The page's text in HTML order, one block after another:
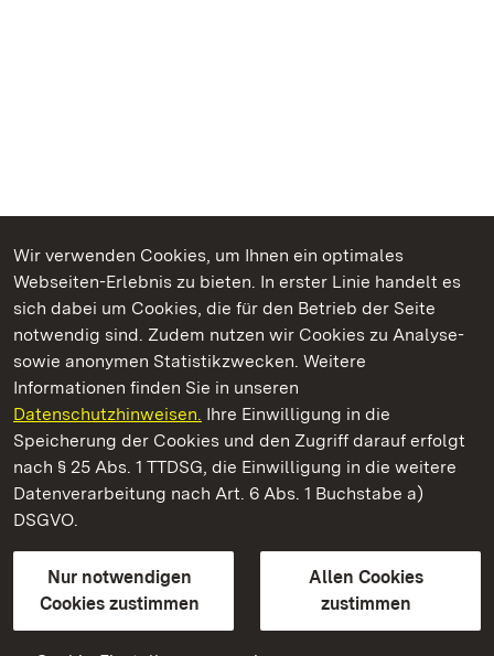
Wir verwenden Cookies, um Ihnen ein optimales
Webseiten-Erlebnis zu bieten. In erster Linie handelt es
sich dabei um Cookies, die für den Betrieb der Seite
notwendig sind. Zudem nutzen wir Cookies zu Analyse-
sowie anonymen Statistikzwecken. Weitere
Informationen finden Sie in unseren
Datenschutzhinweisen. Ihre Einwilligung in die
Speicherung der Cookies und den Zugriff darauf erfolgt
nach § 25 Abs. 1 TTDSG, die Einwilligung in die weitere
Datenverarbeitung nach Art. 6 Abs. 1 Buchstabe a)
DSGVO.
Nur notwendigen
Cookies zustimmen
Allen Cookies
zustimmen
Kommen. Staunen. Genießen.
Heuneburg – Stadt Pyrene
Staatliche Schlösser und Gärten Baden-Württemberg
Kontakt
GebärdenspracheLeichte Sprache
Erklärung zur Barrierefreiheit
BITV-konform (geprüfte Seiten)